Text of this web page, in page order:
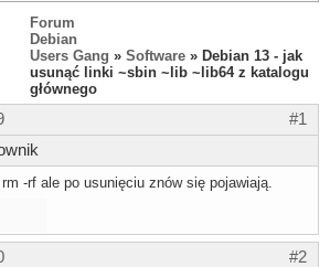
Forum
Debian
Users Gang » Software » Debian 13 - jak
usunąć linki ~sbin ~lib ~lib64 z katalogu
głównego
#1
rm -rf ale po usunięciu znów się pojawiają.
#2